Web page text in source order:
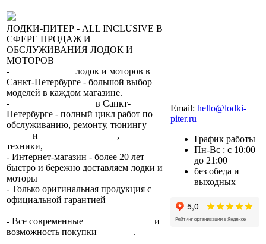
ЛОДКИ-ПИТЕР - ALL INCLUSIVE В
СФЕРЕ ПРОДАЖ И
ОБСЛУЖИВАНИЯ ЛОДОК И
МОТОРОВ
-
лодок и моторов в
Санкт-Петербурге - большой выбор
моделей в каждом магазине.
-
в Санкт-
Петербурге - полный цикл работ по
обслуживанию, ремонту, тюнингу
и ,
техники,
- Интернет-магазин - более 20 лет
быстро и бережно доставляем лодки и
моторы
- Только оригинальная продукция с
официальной гарантией
- Все современные
и
возможность покупки
.
Email: hello@lodki-
piter.ru
График работы
Пн-Вс : с 10:00
до 21:00
без обеда и
выходных